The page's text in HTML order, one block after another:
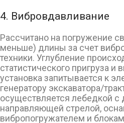
4. Вибровдавливание
Рассчитано на погружение
меньше) длины за счет
техники. Углубление
статистического пригруза и
установка запитывается к
генератору экскаватора/
осуществляется лебедкой с
направляющей стрелой,
вибропогружателем и